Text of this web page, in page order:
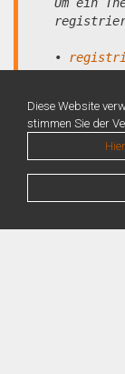
•
Diese Website
stimmen Sie der